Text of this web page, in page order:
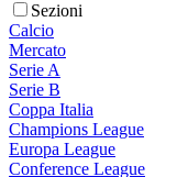
Sezioni
Calcio
Mercato
Serie A
Serie B
Coppa Italia
Champions League
Europa League
Conference League